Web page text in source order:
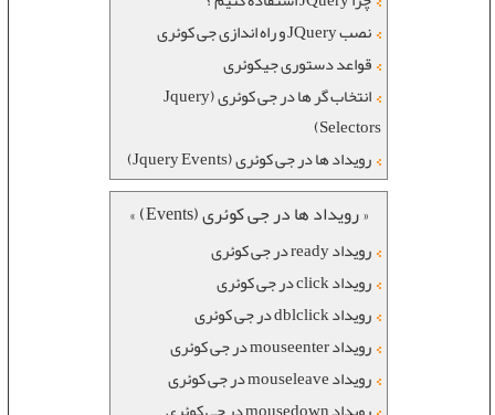
نصب JQuery و راه اندازی جی کوئری
قواعد دستوری جیکوئری
انتخاب گر ها در جی کوئری (Jquery
Selectors)
رویداد ها در جی کوئری (Jquery Events)
« رویداد ها در جی کوئری (Events) »
رویداد ready در جی کوئری
رویداد click در جی کوئری
رویداد dblclick در جی کوئری
رویداد mouseenter در جی کوئری
رویداد mouseleave در جی کوئری